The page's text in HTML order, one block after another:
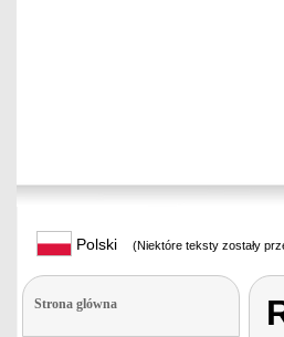
Polski (Niektóre teksty zostały
Strona glówna